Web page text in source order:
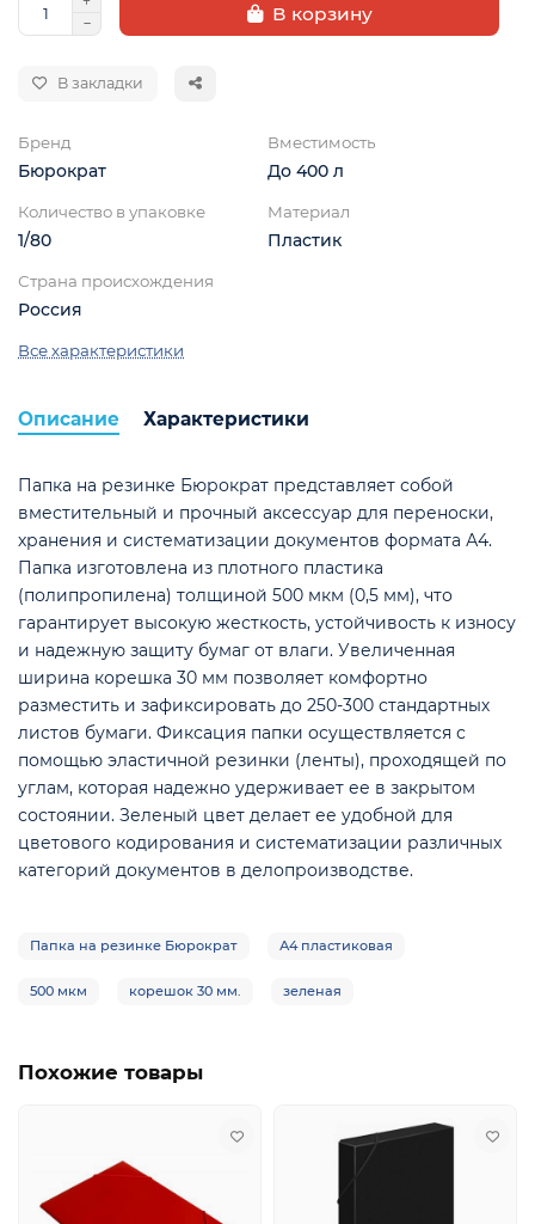
В корзину
В закладки
Бренд
Бюрократ
Вместимость
До 400 л
Количество в упаковке
1/80
Материал
Пластик
Страна происхождения
Россия
Все характеристики
Описание Характеристики
Папка на резинке Бюрократ представляет собой
вместительный и прочный аксессуар для переноски,
хранения и систематизации документов формата А4.
Папка изготовлена из плотного пластика
(полипропилена) толщиной 500 мкм (0,5 мм), что
гарантирует высокую жесткость, устойчивость к износу
и надежную защиту бумаг от влаги. Увеличенная
ширина корешка 30 мм позволяет комфортно
разместить и зафиксировать до 250-300 стандартных
листов бумаги. Фиксация папки осуществляется с
помощью эластичной резинки (ленты), проходящей по
углам, которая надежно удерживает ее в закрытом
состоянии. Зеленый цвет делает ее удобной для
цветового кодирования и систематизации различных
категорий документов в делопроизводстве.
Папка на резинке Бюрократ А4 пластиковая
500 мкм корешок 30 мм. зеленая
Похожие товары